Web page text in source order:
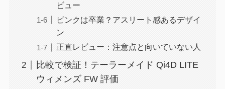
ビュー
ピンクは卒業？アスリート感あるデザイ
ン
正直レビュー：注意点と向いていない人
比較で検証！テーラーメイド Qi4D LITE
ウィメンズ FW 評価